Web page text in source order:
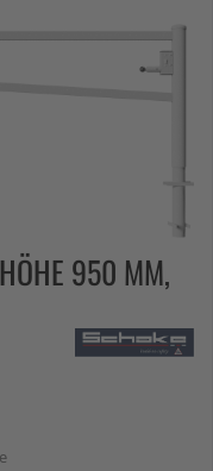
950 MM,